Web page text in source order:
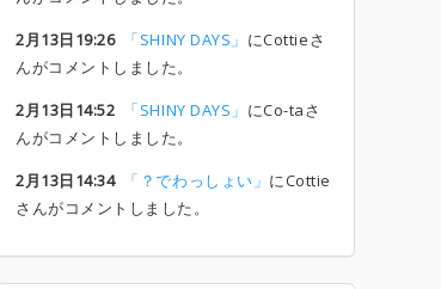
ツル くろすりぃ
まっきー
しぃま くろすりぃ
しーちゃん
KC
まっきー
くろすりぃ
しーちゃん
えるてぃ
ツル くろすりぃ
まっきー
しぃま くろすりぃ
しーちゃん
KC
まっきー
くろすりぃ
しーちゃん
えるてぃ
ツル くろすりぃ
まっきー
しぃま くろすりぃ
しーちゃん
KC
まっきー
くろすりぃ
しーちゃん
えるてぃ
ツル くろすりぃ
まっきー
しぃま くろすりぃ
しーちゃん
KC
まっきー
くろすりぃ
しーちゃん
えるてぃ
2月13日19:26
「SHINY DAYS」 にCottieさ
んがコメントしました。
2月13日14:52
「SHINY DAYS」 にCo-taさ
んがコメントしました。
2月13日14:34
「？でわっしょい」 にCottie
さんがコメントしました。